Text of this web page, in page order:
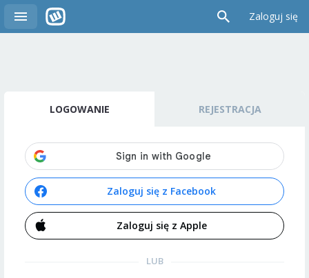
Zaloguj się
LOGOWANIE REJESTRACJA
Zaloguj się z Facebook
Zaloguj się z Apple
LUB